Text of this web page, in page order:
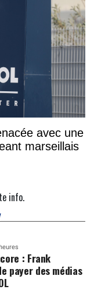
avec une
marseillais
info.
: Frank
payer des médias